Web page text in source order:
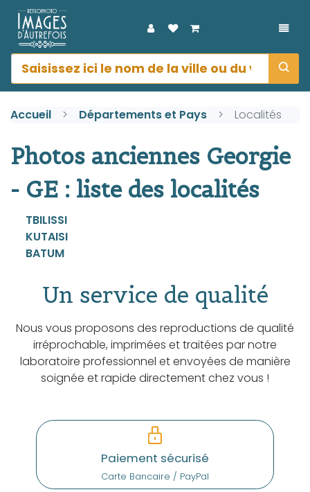
Accueil Départements et Pays Localités
Photos anciennes Georgie
- GE : liste des localités
TBILISSI
KUTAISI
BATUM
Un service de qualité
Nous vous proposons des reproductions de qualité
irréprochable, imprimées et traitées par notre
laboratoire professionnel et envoyées de manière
soignée et rapide directement chez vous !
Paiement sécurisé
Carte Bancaire / PayPal